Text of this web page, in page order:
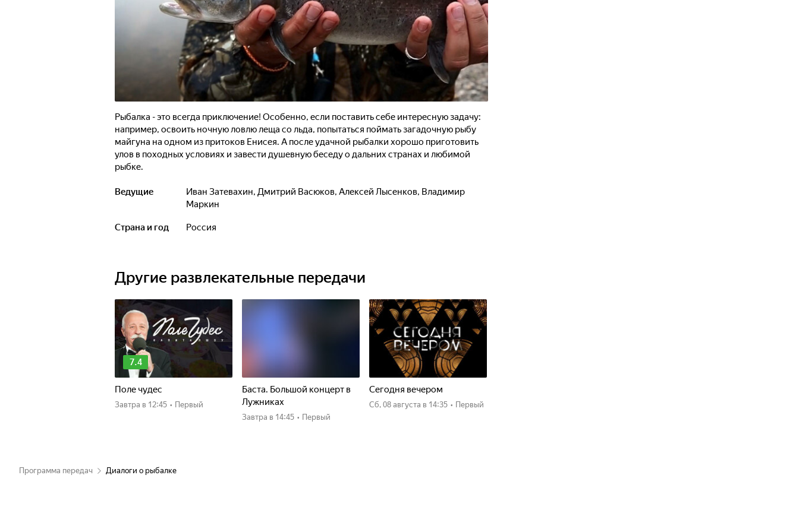
Рыбалка - это всегда приключение! Особенно, если поставить себе интересную задачу:
например, освоить ночную ловлю леща со льда, попытаться поймать загадочную рыбу
майгуна на одном из притоков Енисея. А после удачной рыбалки хорошо приготовить
улов в походных условиях и завести душевную беседу о дальних странах и любимой
рыбке.
Ведущие Иван Затевахин, Дмитрий Васюков, Алексей Лысенков, Владимир
Маркин
Страна и год Россия
Другие развлекательные передачи
7.4
Поле чудес
Завтра в 12:45 • Первый
Баста. Большой концерт в
Лужниках
Завтра в 14:45 • Первый
Сегодня вечером
сб, 08 августа в 14:35 • Первый
Программа передач Диалоги о рыбалке